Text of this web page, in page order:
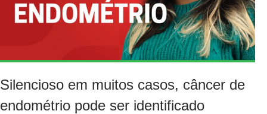
Silencioso em muitos casos, câncer de
endométrio pode ser identificado